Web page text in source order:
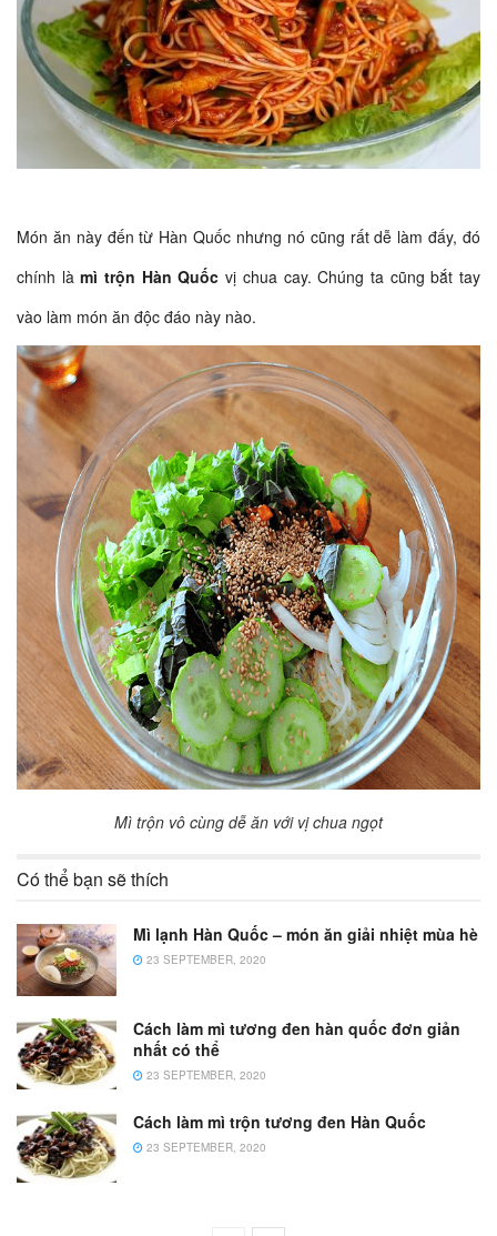
Món ăn này đến từ Hàn Quốc nhưng nó cũng rất dễ làm đấy, đó
chính làmì trộn Hàn Quốc vị chua cay. Chúng ta cũng bắt tay
vào làm món ăn độc đáo này nào.
Mì trộn vô cùng dễ ăn với vị chua ngọt
Có thể bạn sẽ thích
Mì lạnh Hàn Quốc – món ăn giải nhiệt mùa hè
23 SEPTEMBER, 2020
Cách làm mì tương đen hàn quốc đơn giản
nhất có thể
23 SEPTEMBER, 2020
Cách làm mì trộn tương đen Hàn Quốc
23 SEPTEMBER, 2020